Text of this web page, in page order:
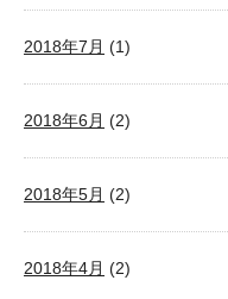
2018年7月 (1)
2018年6月 (2)
2018年5月 (2)
2018年4月 (2)